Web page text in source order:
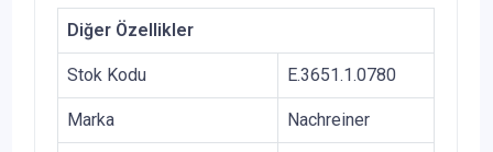
Diğer Özellikler
Stok Kodu E.3651.1.0780
Marka Nachreiner